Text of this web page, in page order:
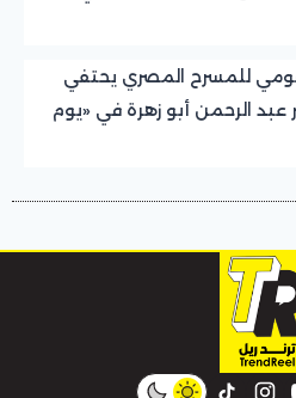
للمسرح المصري يحتفي
عبد الرحمن أبو زهرة في «يوم